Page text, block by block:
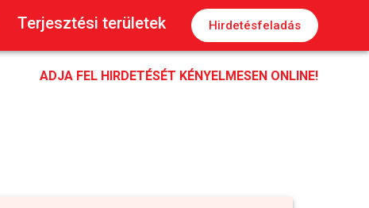
Terjesztési területek Hirdetésfeladás
ADJA FEL HIRDETÉSÉT KÉNYELMESEN ONLINE!